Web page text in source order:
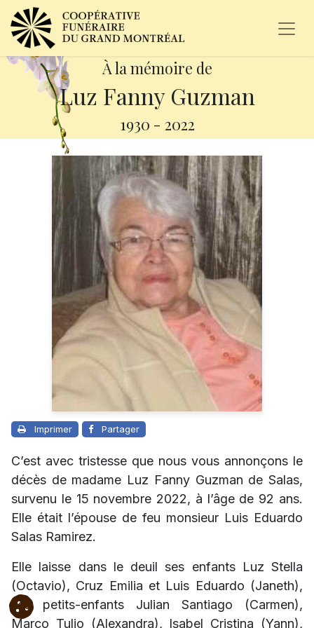
À la mémoire de
Luz Fanny Guzman
1930 - 2022
Imprimer Partager
C’est avec tristesse que nous vous annonçons le
décès de madame Luz Fanny Guzman de Salas,
survenu le 15 novembre 2022, à l’âge de 92 ans.
Elle était l’épouse de feu monsieur Luis Eduardo
Salas Ramirez.
Elle laisse dans le deuil ses enfants Luz Stella
(Octavio), Cruz Emilia et Luis Eduardo (Janeth),
ses petits-enfants Julian Santiago (Carmen),
Marco Tulio (Alexandra), Isabel Cristina (Yann),